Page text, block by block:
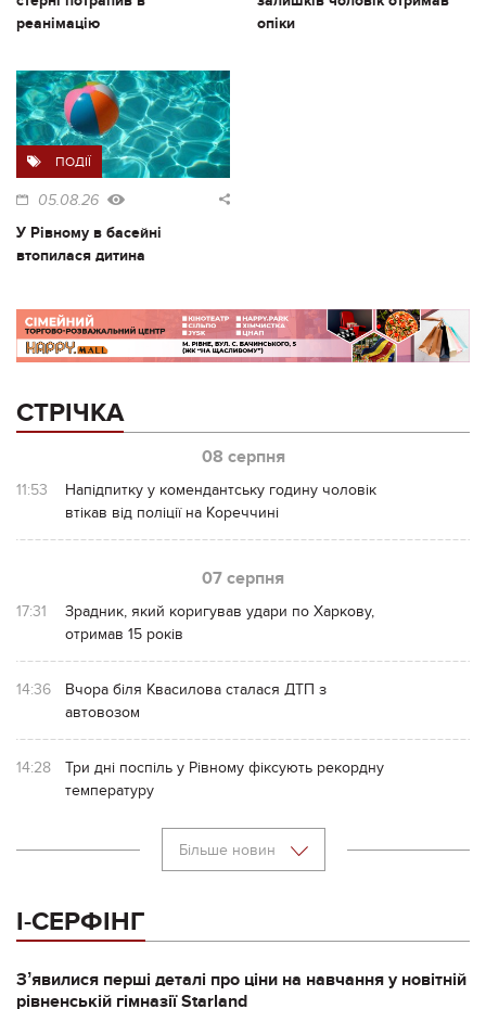
реанімацію
опіки
ПОДІЇ
05.08.26
У Рівному в басейні
втопилася дитина
СТРІЧКА
08 серпня
11:53
Напідпитку у комендантську годину чоловік
втікав від поліції на Кореччині
07 серпня
17:31
Зрадник, який коригував удари по Харкову,
отримав 15 років
14:36
Вчора біля Квасилова сталася ДТП з
автовозом
14:28
Три дні поспіль у Рівному фіксують рекордну
температуру
Більше новин
І-СЕРФІНГ
Зʼявилися перші деталі про ціни на навчання у новітній
рівненській гімназії Starland